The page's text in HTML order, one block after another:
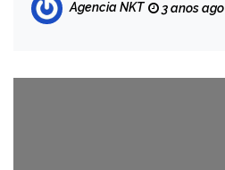
Agencia NKT 3 anos ago